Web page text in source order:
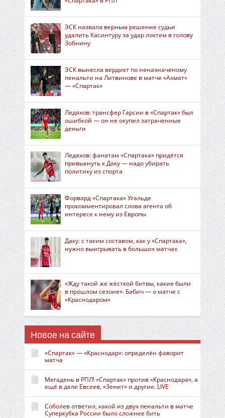
ЭСК назвала верным решение судьи
удалить Касинтуру за удар локтем в голову
Зобнину
ЭСК вынесла вердикт по неназначеному
пенальти на Литвинове в матче «Ахмат»
— «Спартак»
Ледяхов: трансфер Гарсии в «Спартак» был
ошибкой — он не окупил затраченные
деньги
Ледяхов: фанатам «Спартака» придётся
привыкнуть к Даку — надо убирать
политику из спорта
Форвард «Спартака» Угальде
прокомментировал слова агента об
интересе к нему из Европы
Даку: с таким составом, как у «Спартака»,
нужно выигрывать в больших матчах
«Жду такой же жёсткой битвы, какие были
в прошлом сезоне». Бабич — о матче с
«Краснодаром»
Новое на сайте
«Спартак» — «Краснодар»: определён фаворит
матча
Мегадень в РПЛ! «Спартак» против «Краснодара», а
ещё в деле Евсеев, «Зенит» и другие. LIVE
Соболев ответил, какой из двух пенальти в матче
Суперкубка России было сложнее бить